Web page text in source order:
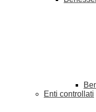
Enti controllati